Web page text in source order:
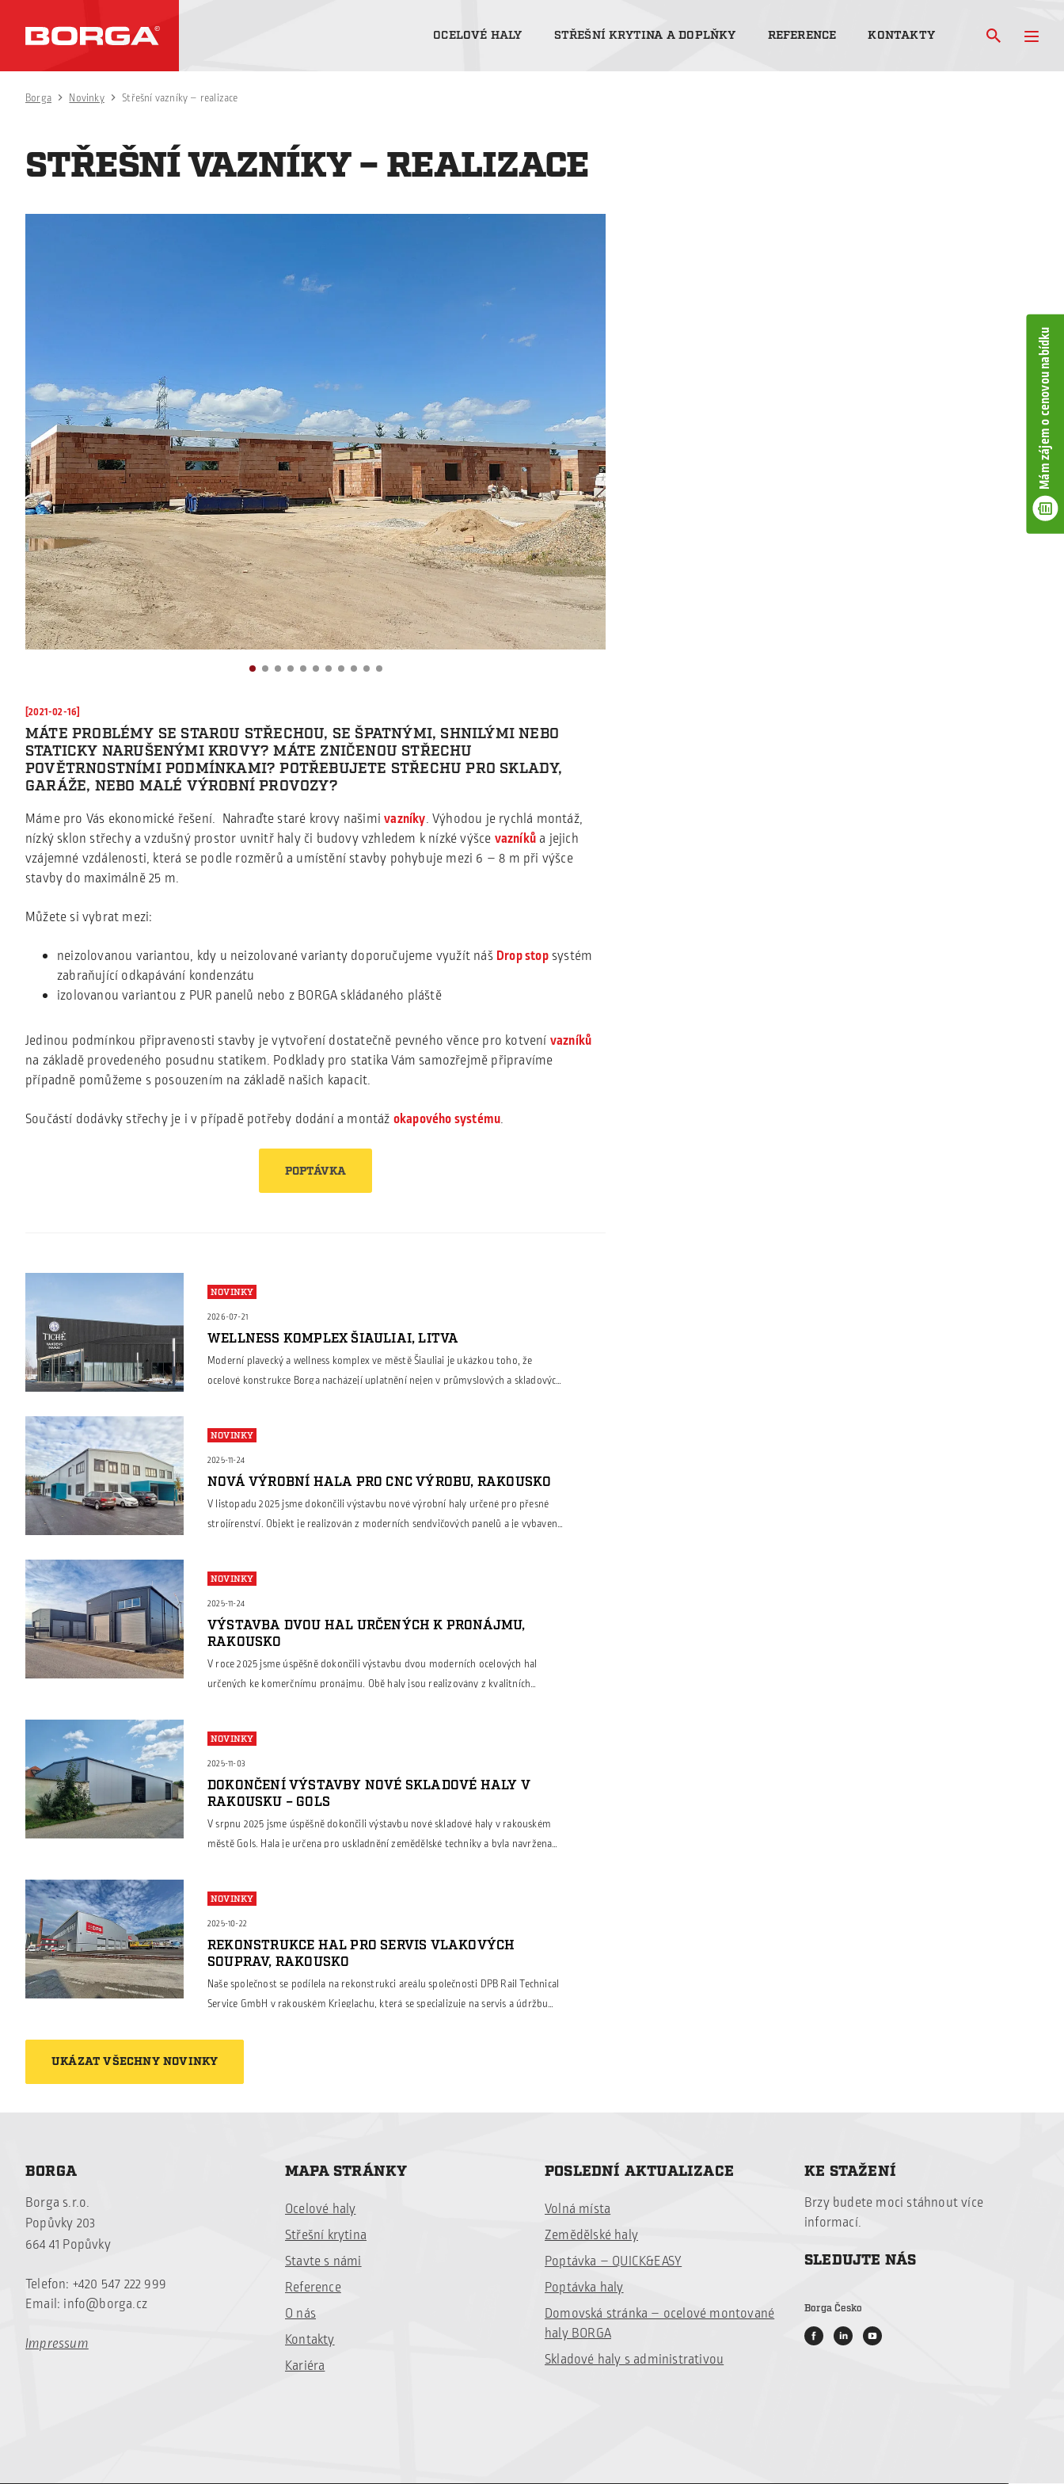
OCELOVÉ HALY STŘEŠNÍ KRYTINA A DOPLŇKY REFERENCE KONTAKTY
Mám zájem o cenovou nabídku
Borga Novinky Střešní vazníky – realizace
STŘEŠNÍ VAZNÍKY – REALIZACE
[2021-02-16]
MÁTE PROBLÉMY SE STAROU STŘECHOU, SE ŠPATNÝMI, SHNILÝMI NEBO
STATICKY NARUŠENÝMI KROVY? MÁTE ZNIČENOU STŘECHU
POVĚTRNOSTNÍMI PODMÍNKAMI? POTŘEBUJETE STŘECHU PRO SKLADY,
GARÁŽE, NEBO MALÉ VÝROBNÍ PROVOZY?
Máme pro Vás ekonomické řešení. Nahraďte staré krovy našimivazníky. Výhodou je rychlá montáž,
nízký sklon střechy a vzdušný prostor uvnitř haly či budovy vzhledem k nízké výšce vazníků a jejich
vzájemné vzdálenosti, která se podle rozměrů a umístění stavby pohybuje mezi 6 – 8 m při výšce
stavby do maximálně 25 m.
Můžete si vybrat mezi:
neizolovanou variantou, kdy u neizolované varianty doporučujeme využít náš Drop stopsystém
zabraňující odkapávání kondenzátu
izolovanou variantou z PUR panelů nebo z BORGA skládaného pláště
Jedinou podmínkou připravenosti stavby je vytvoření dostatečně pevného věnce pro kotvení vazníků
na základě provedeného posudnu statikem. Podklady pro statika Vám samozřejmě připravíme
případně pomůžeme s posouzením na základě našich kapacit.
Součástí dodávky střechy je i v případě potřeby dodání a montáž okapového systému.
POPTÁVKA
NOVINKY
2026-07-21
WELLNESS KOMPLEX ŠIAULIAI, LITVA
Moderní plavecký a wellness komplex ve městě Šiauliai je ukázkou toho, že
ocelové konstrukce Borga nacházejí uplatnění nejen v průmyslových a skladových
výroby jednotlivých prvků a podílela se také na jejich montáži. Neobvyklé tvarové
[…]
NOVINKY
2025-11-24
NOVÁ VÝROBNÍ HALA PRO CNC VÝROBU, RAKOUSKO
V listopadu 2025 jsme dokončili výstavbu nové výrobní haly určené pro přesné
strojírenství. Objekt je realizován z moderních sendvičových panelů a je vybaven
technikou zázemí pro obsluhu navazující kanceláře pro vedení výroby a
administrativu […]
NOVINKY
2025-11-24
VÝSTAVBA DVOU HAL URČENÝCH K PRONÁJMU,
RAKOUSKO
V roce 2025 jsme úspěšně dokončili výstavbu dvou moderních ocelových hal
určených ke komerčnímu pronájmu. Obě haly jsou realizovány z kvalitních
flexibilní využití – například jako kanceláře, zázemí pro zaměstnance, sklad nebo
showroom. Nové haly […]
NOVINKY
2025-11-03
DOKONČENÍ VÝSTAVBY NOVÉ SKLADOVÉ HALY V
RAKOUSKU – GOLS
V srpnu 2025 jsme úspěšně dokončili výstavbu nové skladové haly v rakouském
městě Gols. Hala je určena pro uskladnění zemědělské techniky a byla navržena
panelů, které zajišťují výborné tepelně-izolační vlastnosti a dlouhou životnost.
Díky […]
NOVINKY
2025-10-22
REKONSTRUKCE HAL PRO SERVIS VLAKOVÝCH
SOUPRAV, RAKOUSKO
Naše společnost se podílela na rekonstrukci areálu společnosti DPB Rail Technical
Service GmbH v rakouském Krieglachu, která se specializuje na servis a údržbu
odpovídaly současným požadavkům na provozní efektivitu, energetickou
úspornost a celkovou estetiku. První hala prošla kompletní rekonstrukcí pláště
budovy. Původní konstrukce zůstala zachována, […]
UKÁZAT VŠECHNY NOVINKY
BORGA
Borga s.r.o.
Popůvky 203
664 41 Popůvky
Telefon: +420 547 222 999
Email: info@borga.cz
Impressum
MAPA STRÁNKY
Ocelové haly
Střešní krytina
Stavte s námi
Reference
O nás
Kontakty
Kariéra
POSLEDNÍ AKTUALIZACE
Volná místa
Zemědělské haly
Poptávka – QUICK&EASY
Poptávka haly
Domovská stránka – ocelové montované
haly BORGA
Skladové haly s administrativou
KE STAŽENÍ
Brzy budete moci stáhnoutvíce
informací.
SLEDUJTE NÁS
Borga Česko